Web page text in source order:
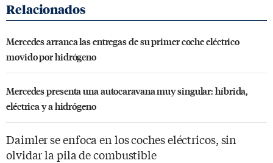
Mercedes arranca las entregas de su primer coche eléctrico
movido por hidrógeno
Mercedes presenta una autocaravana muy singular: híbrida,
eléctrica y a hidrógeno
Daimler se enfoca en los coches eléctricos, sin
olvidar la pila de combustible